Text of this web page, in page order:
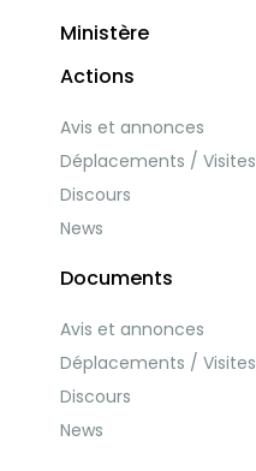
Ministère
Actions
Avis et annonces
Déplacements / Visites
Discours
News
Documents
Avis et annonces
Déplacements / Visites
Discours
News